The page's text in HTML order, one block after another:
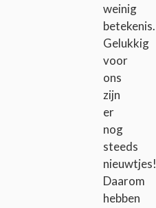
weinig
betekenis.
Gelukkig
voor
ons
zijn
er
nog
steeds
nieuwtjes!
Daarom
hebben